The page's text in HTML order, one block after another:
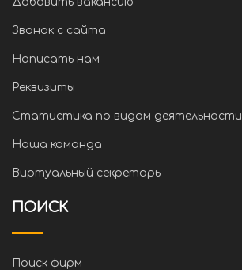
Звонок с сайта
Написать нам
Реквизиты
Статистика по видам деятельности
Наша команда
Виртуальный секретарь
ПОИСК
Поиск фирм